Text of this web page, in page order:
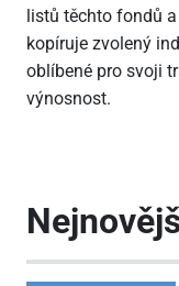
listů těchto fondů
kopíruje zvolený
oblíbené pro svoji
výnosnost.